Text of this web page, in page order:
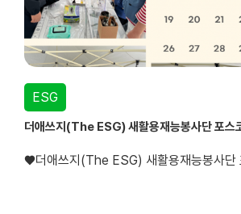
&...
ESG
더애쓰지(The ESG) 새활용재능봉사단 포스